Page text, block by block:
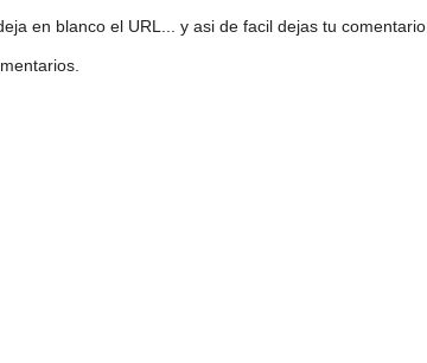
en blanco el URL... y asi de facil dejas tu comentario.